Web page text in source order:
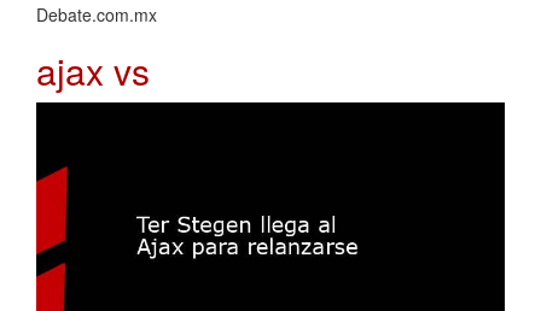
Debate.com.mx
ajax vs